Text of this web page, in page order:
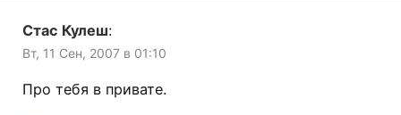
Стас Кулеш:
Вт, 11 Сен, 2007 в 01:10
Про тебя в привате.